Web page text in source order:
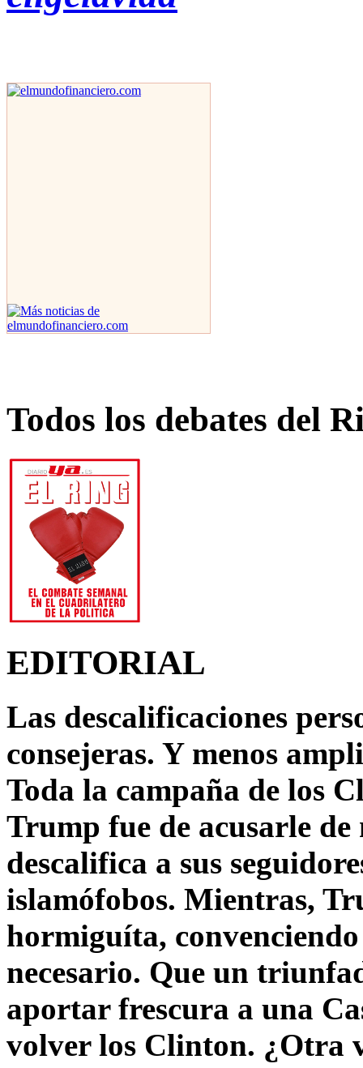
Todos los debates del
EDITORIAL
Las descalificaciones
consejeras. Y menos
Toda la campaña de los
Trump fue de acusarle
descalifica a sus
islamófobos. Mientras,
hormiguíta,
necesario. Que un
aportar frescura a una
volver los Clinton. ¿Otra